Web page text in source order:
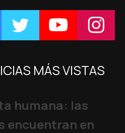
MÁS VISTAS
humana: las
encuentran en